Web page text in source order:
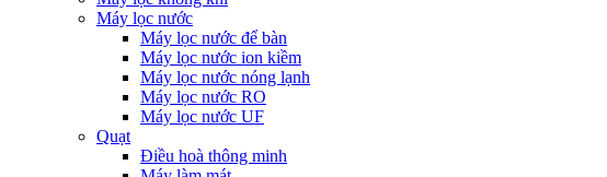
Máy lọc nước
Máy lọc nước để bàn
Máy lọc nước ion kiềm
Máy lọc nước nóng lạnh
Máy lọc nước RO
Máy lọc nước UF
Quạt
Điều hoà thông minh